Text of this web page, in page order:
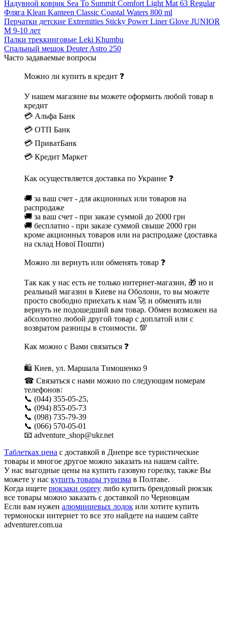
Надувной коврик Sea To Summit Comfort Light Mat 63 Regular
Фляга Klean Kanteen Classic Coastal Waters 800 ml
Перчатки детские Extremities Sticky Power Liner Glove JUNIOR
M 9-10 лет
Палки треккинговые Leki Khumbu
Спальный мешок Deuter Astro 250
Часто задаваемые вопросы
Можно ли купить в кредит ❓
У нашем магазине вы можете оформить любой товар в
кредит
💳 Альфа Банк
💳 ОТП Банк
💳 ПриватБанк
💳 Кредит Маркет
Как осуществляется доставка по Украине ❓
🚚 за ваш счет - для акционных или товаров на
распродаже
🚚 за ваш счет - при заказе суммой до 2000 грн
🚚 бесплатно - при заказе суммой свыше 2000 грн
кроме акционных товаров или на распродаже (доставка
на склад Нової Пошти)
Можно ли вернуть или обменять товар ❓
Так как у нас есть не только интернет-магазин, 🎁 но и
реальный магазин в Киеве на Оболони, то вы можете
просто свободно приехать к нам 🚀 и обменять или
вернуть не подошедший вам товар. Обмен возможен на
абсолютно любой другой товар с доплатой или с
возвратом разницы в стоимости. 💯
Как можно с Вами связаться ❓
🛍 Киев, ул. Маршала Тимошенко 9
☎ Связаться с нами можно по следующим номерам
телефонов:
📞 (044) 355-05-25,
📞 (094) 855-05-73
📞 (098) 735-79-39
📞 (066) 570-05-01
📧 adventure_shop@ukr.net
Таблетках цена с доставкой в Днепре все туристические
товары и многое другое можно заказать на нашем сайте.
У нас выгодные цены на купить газовую горелку, также Вы
можете у нас купить товары туризма в Полтаве.
Когда ищете рюкзаки osprey либо купить брендовый рюкзак
все товары можно заказать с доставкой по Черновцам
Если вам нужен алюминиевых лодок или хотите купить
термоноски интернет то все это найдете на нашем сайте
adventurer.com.ua